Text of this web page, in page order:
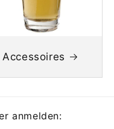
Accessoires
anmelden: